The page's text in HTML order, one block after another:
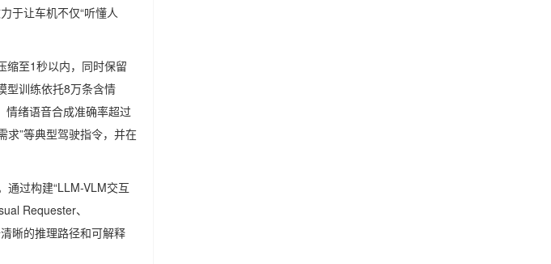
于让车机不仅“听懂人
缩至1秒以内，同时保留
型训练依托8万条含情
情绪语音合成准确率超过
求”等典型驾驶指令，并在
通过构建“LLM-VLM交互
Requester、
晰的推理路径和可解释